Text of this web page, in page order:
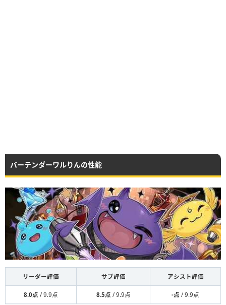
バーテンダーワルりんの性能
リーダー評価 サブ評価 アシスト評価
8.0点 / 9.9点 8.5点 / 9.9点 -点 / 9.9点